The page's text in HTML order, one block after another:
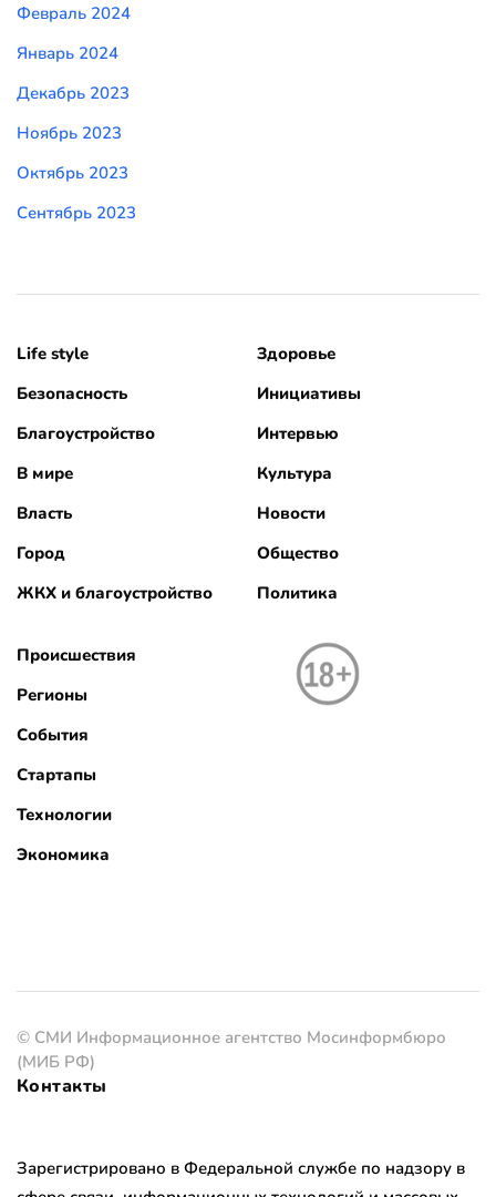
Февраль 2024
Январь 2024
Декабрь 2023
Ноябрь 2023
Октябрь 2023
Сентябрь 2023
Life style
Безопасность
Благоустройство
В мире
Власть
Город
ЖКХ и благоустройство
Здоровье
Инициативы
Интервью
Культура
Новости
Общество
Политика
Происшествия
Регионы
События
Стартапы
Технологии
Экономика
© СМИ Информационное агентство Мосинформбюро
(МИБ РФ)
Контакты
Зарегистрировано в Федеральной службе по надзору в